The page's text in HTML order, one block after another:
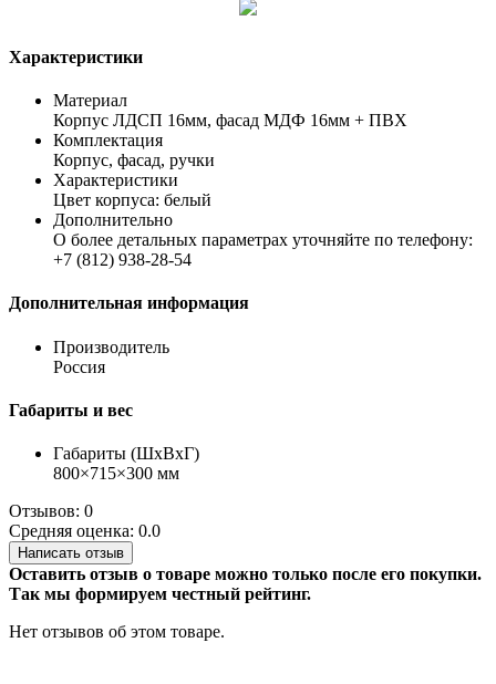
Характеристики
Материал
Корпус ЛДСП 16мм, фасад МДФ 16мм + ПВХ
Комплектация
Корпус, фасад, ручки
Характеристики
Цвет корпуса: белый
Дополнительно
О более детальных параметрах уточняйте по телефону:
+7 (812) 938-28-54
Дополнительная информация
Производитель
Россия
Габариты и вес
Габариты (ШхВхГ)
800×715×300 мм
Отзывов: 0
Средняя оценка: 0.0
Написать отзыв
Оставить отзыв о товаре можно только после его покупки.
Так мы формируем честный рейтинг.
Нет отзывов об этом товаре.